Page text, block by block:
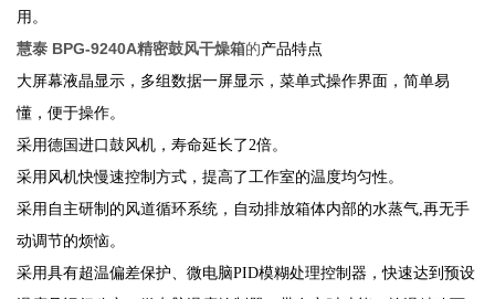
用。
慧泰 BPG-9240A精密鼓风干燥箱的产品特点
大屏幕液晶显示，多组数据一屏显示，菜单式操作界面，简单易
懂，便于操作。
采用德国进口鼓风机，寿命延长了 2倍。
采用风机快慢速控制方式，提高了工作室的温度均匀性。
采用自主研制的风道循环系统，自动排放箱体内部的水蒸气 ,再无手
动调节的烦恼。
采用具有超温偏差保护、微电脑PID模糊处理控制器，快速达到预设